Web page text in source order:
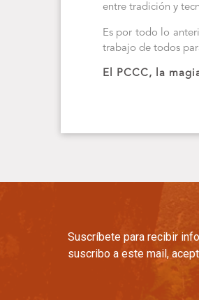
entre tradición y
Es por todo lo
trabajo de todos
El PCCC, la
Suscríbete para recibir
suscribo a este mail,